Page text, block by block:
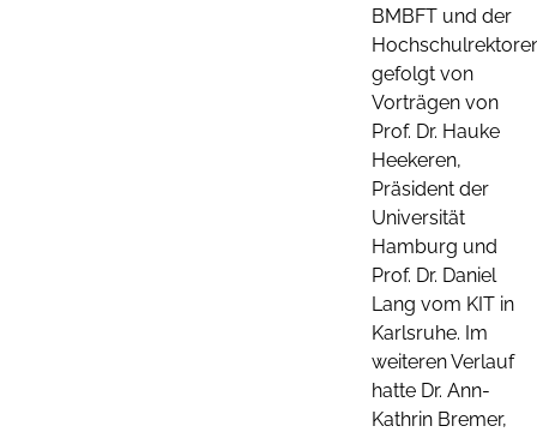
BMBFT und der
gefolgt von
Vorträgen von
Prof. Dr. Hauke
Heekeren,
Präsident der
Universität
Hamburg und
Prof. Dr. Daniel
Lang vom KIT in
Karlsruhe. Im
weiteren Verlauf
hatte Dr. Ann-
Kathrin Bremer,